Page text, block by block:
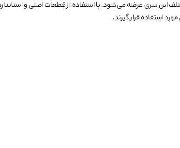
استفاده قرار گیرند.